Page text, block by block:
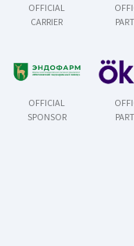
OFFICIAL
CARRIER
OFFICIAL
SPONSOR